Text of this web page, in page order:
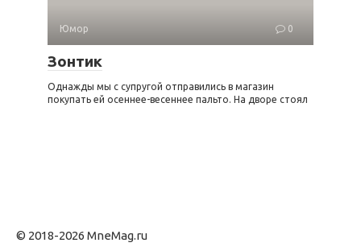
Юмор 0
Зонтик
Однажды мы с супругой отправились в магазин
покупать ей осеннее-весеннее пальто. На дворе стоял
© 2018-2026 MneMag.ru